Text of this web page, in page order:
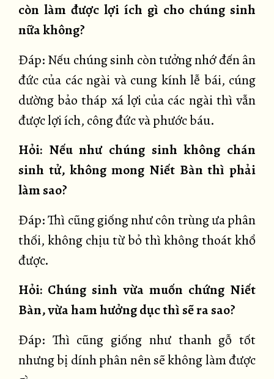
còn làm được lợi ích gì cho chúng sinh
nữa không?
Đáp: Nếu chúng sinh còn tưởng nhớ đến ân
đức của các ngài và cung kính lễ bái, cúng
dường bảo tháp xá lợi của các ngài thì vẫn
được lợi ích, công đức và phước báu.
Hỏi: Nếu như chúng sinh không chán
sinh tử, không mong Niết Bàn thì phải
làm sao?
Đáp: Thì cũng giống như côn trùng ưa phân
thối, không chịu từ bỏ thì không thoát khổ
được.
Hỏi: Chúng sinh vừa muốn chứng Niết
Bàn, vừa ham hưởng dục thì sẽ ra sao?
Đáp: Thì cũng giống như thanh gỗ tốt
nhưng bị dính phân nên sẽ không làm được